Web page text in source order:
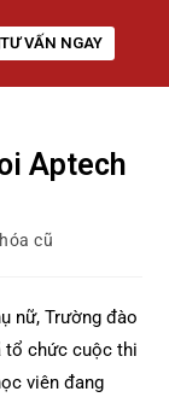
TƯ VẤN NGAY
Aptech
cũ
nữ, Trường đào
tổ chức cuộc thi
viên đang